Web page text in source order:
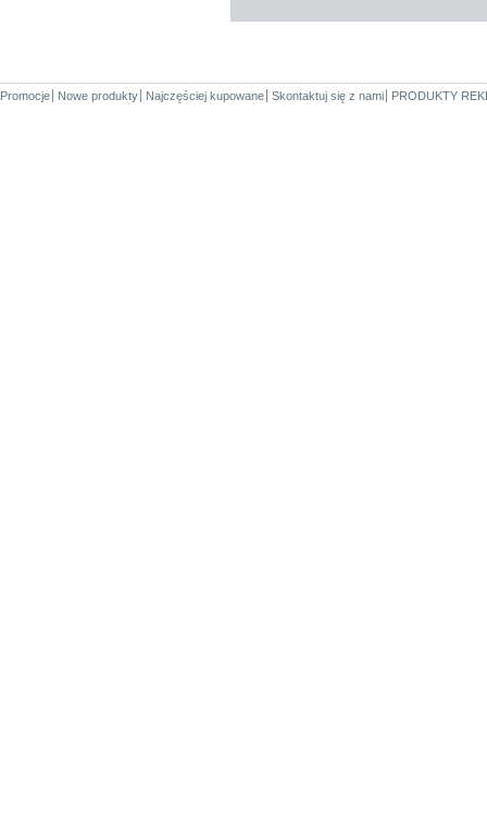
Promocje Nowe produkty Najczęściej kupowane Skontaktuj się z nami PRODUKTY